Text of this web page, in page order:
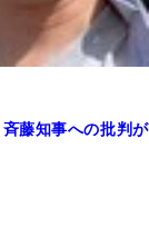
藤知事への批判が